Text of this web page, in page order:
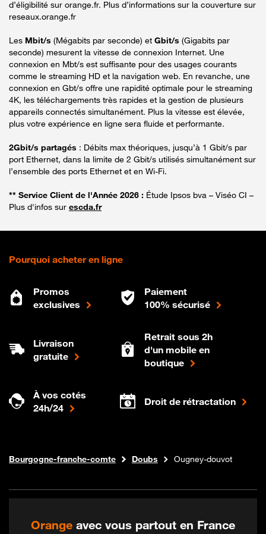
d’éligibilité sur orange.fr. Plus d’informations sur la couverture sur
reseaux.orange.fr
Les Mbit/s (Mégabits par seconde) et Gbit/s (Gigabits par
seconde) mesurent la vitesse de connexion Internet. Une
connexion en Mbt/s est suffisante pour des usages courants
comme le streaming HD et la navigation web. En revanche, une
connexion en Gbt/s offre une rapidité optimale pour le streaming
4K, les téléchargements très rapides et la gestion de plusieurs
appareils connectés simultanément. Plus la vitesse est élevée,
plus votre expérience en ligne sera fluide et performante.
2Gbit/s partagés : Débits max théoriques, jusqu’à 1 Gbit/s par
port Ethernet, dans la limite de 2 Gbit/s utilisés simultanément sur
l’ensemble des ports Ethernet et en Wi-Fi.
** Service Client de l'Année 2026 : Étude Ipsos bva – Viséo CI –
Plus d'infos sur escda.fr
Pourquoi acheter en ligne
Promos
exclusives
Paiement
100% sécurisé
Livraison
gratuite
Retrait sous 2h
d'un mobile en
boutique
À vos cotés
24h/24
Droit de rétractation
Boutique Orange
Internet fibre
Bourgogne-franche-comte Doubs Ougney-douvot